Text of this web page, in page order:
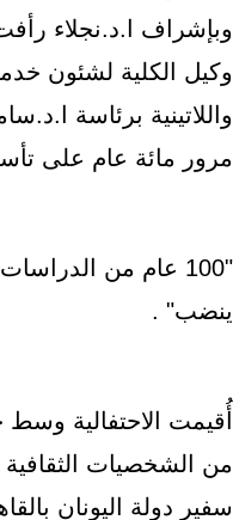
وبإشراف ا.د.نجلاء
وكيل الكلية لشئون
واللاتينية برئاسة
مرور مائة عام على
"100 عام من
ينضب" .
أُقيمت الاحتفالية وسط
من الشخصيات الثقافية
سفير دولة اليونان